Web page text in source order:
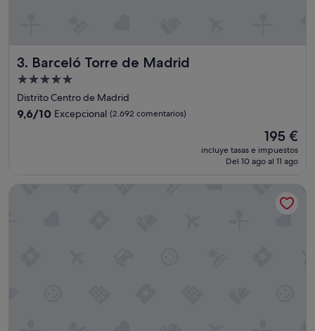
3. Barceló Torre de Madrid
Barceló Torre de Madrid
Alojamiento
de
5.0 estrellas
Distrito Centro de Madrid
9.6
9,6/10 Excepcional (2.692 comentarios)
El
precio
actual
de
195 €
195 €
incluye tasas e impuestos
Del 10 ago al 11 ago